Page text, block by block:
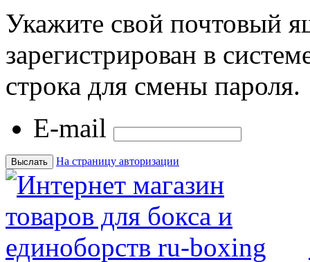
Укажите свой почтовый
зарегистрирован в
строка для смены пароля.
E-mail
На страницу авторизации